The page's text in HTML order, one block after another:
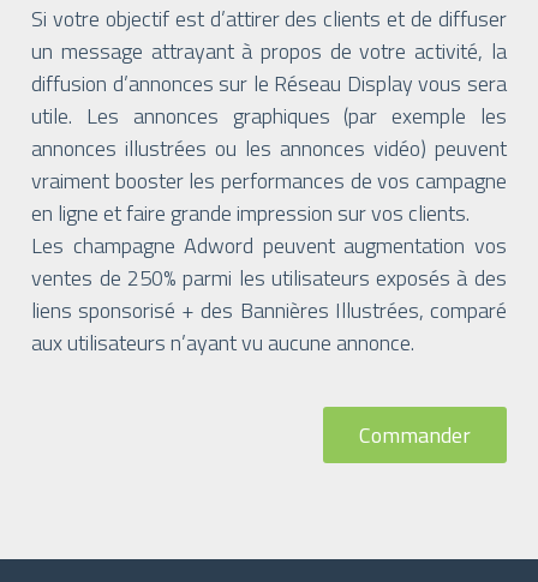
Si votre objectif est d’attirer des clients et de diffuser
un message attrayant à propos de votre activité, la
diffusion d’annonces sur le Réseau Display vous sera
utile. Les annonces graphiques (par exemple les
annonces illustrées ou les annonces vidéo) peuvent
vraiment booster les performances de vos campagne
en ligne et faire grande impression sur vos clients.
Les champagne Adword peuvent augmentation vos
ventes de 250% parmi les utilisateurs exposés à des
liens sponsorisé + des Bannières Illustrées, comparé
aux utilisateurs n’ayant vu aucune annonce.
Commander